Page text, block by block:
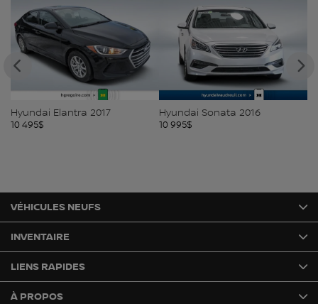
Hyundai Elantra 2017
10 495$
Hyundai Sonata 2016
10 995$
VÉHICULES NEUFS
INVENTAIRE
LIENS RAPIDES
À PROPOS